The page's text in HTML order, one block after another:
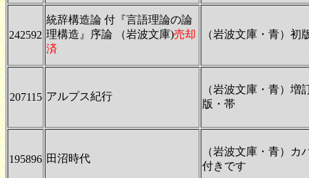
242592
統辞構造論 付『言語理論の論
理構造』序論 （岩波文庫)売却
済
（岩波文庫・青）初
207115 アルプス紀行
（岩波文庫・青）増
版・帯
195896 田沼時代
（岩波文庫・青）カ
付きです